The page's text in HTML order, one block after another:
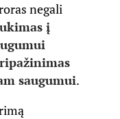
negali
į
saugumui.